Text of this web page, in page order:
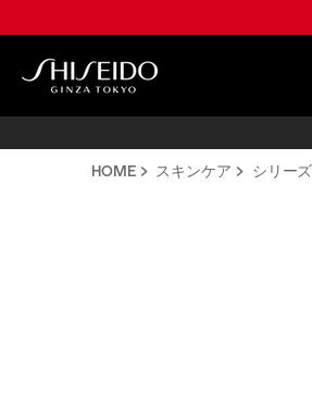
to
content
Shiseido
HOME スキンケア シリーズ